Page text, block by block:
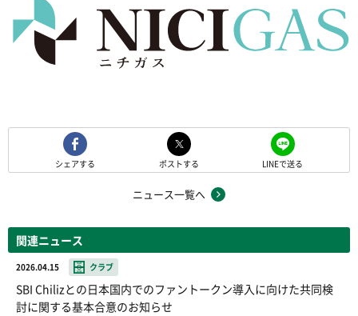
シェアする ポストする LINEで送る
ニュース一覧へ
関連ニュース
2026.04.15 クラブ
SBI Chilizとの日本国内でのファントークン導入に向けた共同検
討に関する基本合意のお知らせ